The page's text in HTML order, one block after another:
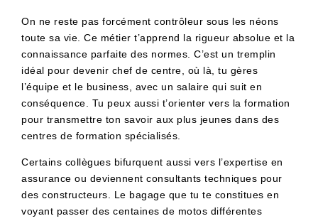
On ne reste pas forcément contrôleur sous les néons
toute sa vie. Ce métier t’apprend la rigueur absolue et la
connaissance parfaite des normes. C’est un tremplin
idéal pour devenir chef de centre, où là, tu gères
l’équipe et le business, avec un salaire qui suit en
conséquence. Tu peux aussi t’orienter vers la formation
pour transmettre ton savoir aux plus jeunes dans des
centres de formation spécialisés.
Certains collègues bifurquent aussi vers l’expertise en
assurance ou deviennent consultants techniques pour
des constructeurs. Le bagage que tu te constitues en
voyant passer des centaines de motos différentes